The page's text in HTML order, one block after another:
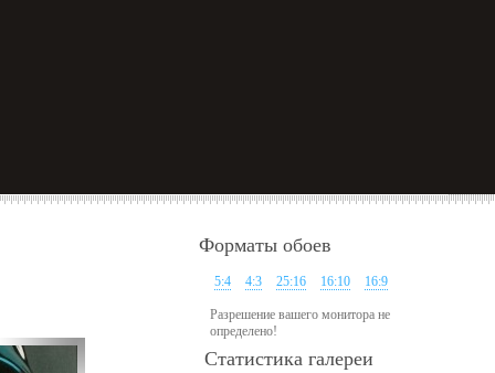
Форматы обоев
5:4 4:3 25:16 16:10 16:9
Разрешение вашего монитора не
определено!
Статистика галереи